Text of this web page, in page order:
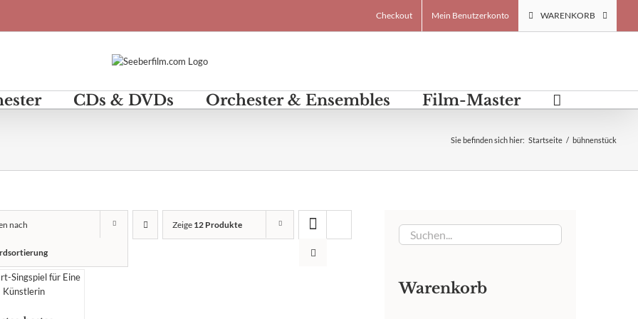
Checkout Mein Benutzerkonto WARENKORB
CDs & DVDs Orchester & Ensembles Film-Master
Sie befinden sich hier: Startseite / bühnenstück
nach Zeige 12 Produkte
Warenkorb